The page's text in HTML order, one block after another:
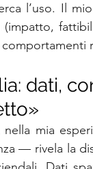
l’uso. Il
dati,
nella mia
— rivela la